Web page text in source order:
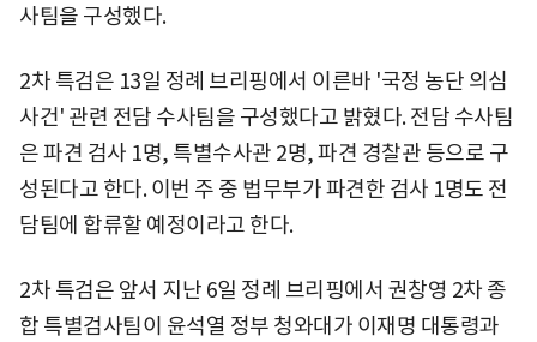
사팀을 구성했다.
2차 특검은 13일 정례 브리핑에서 이른바 '국정 농단 의심
사건' 관련 전담 수사팀을 구성했다고 밝혔다. 전담 수사팀
은 파견 검사 1명, 특별수사관 2명, 파견 경찰관 등으로 구
성된다고 한다. 이번 주 중 법무부가 파견한 검사 1명도 전
담팀에 합류할 예정이라고 한다.
2차 특검은 앞서 지난 6일 정례 브리핑에서 권창영 2차 종
합 특별검사팀이 윤석열 정부 청와대가 이재명 대통령과